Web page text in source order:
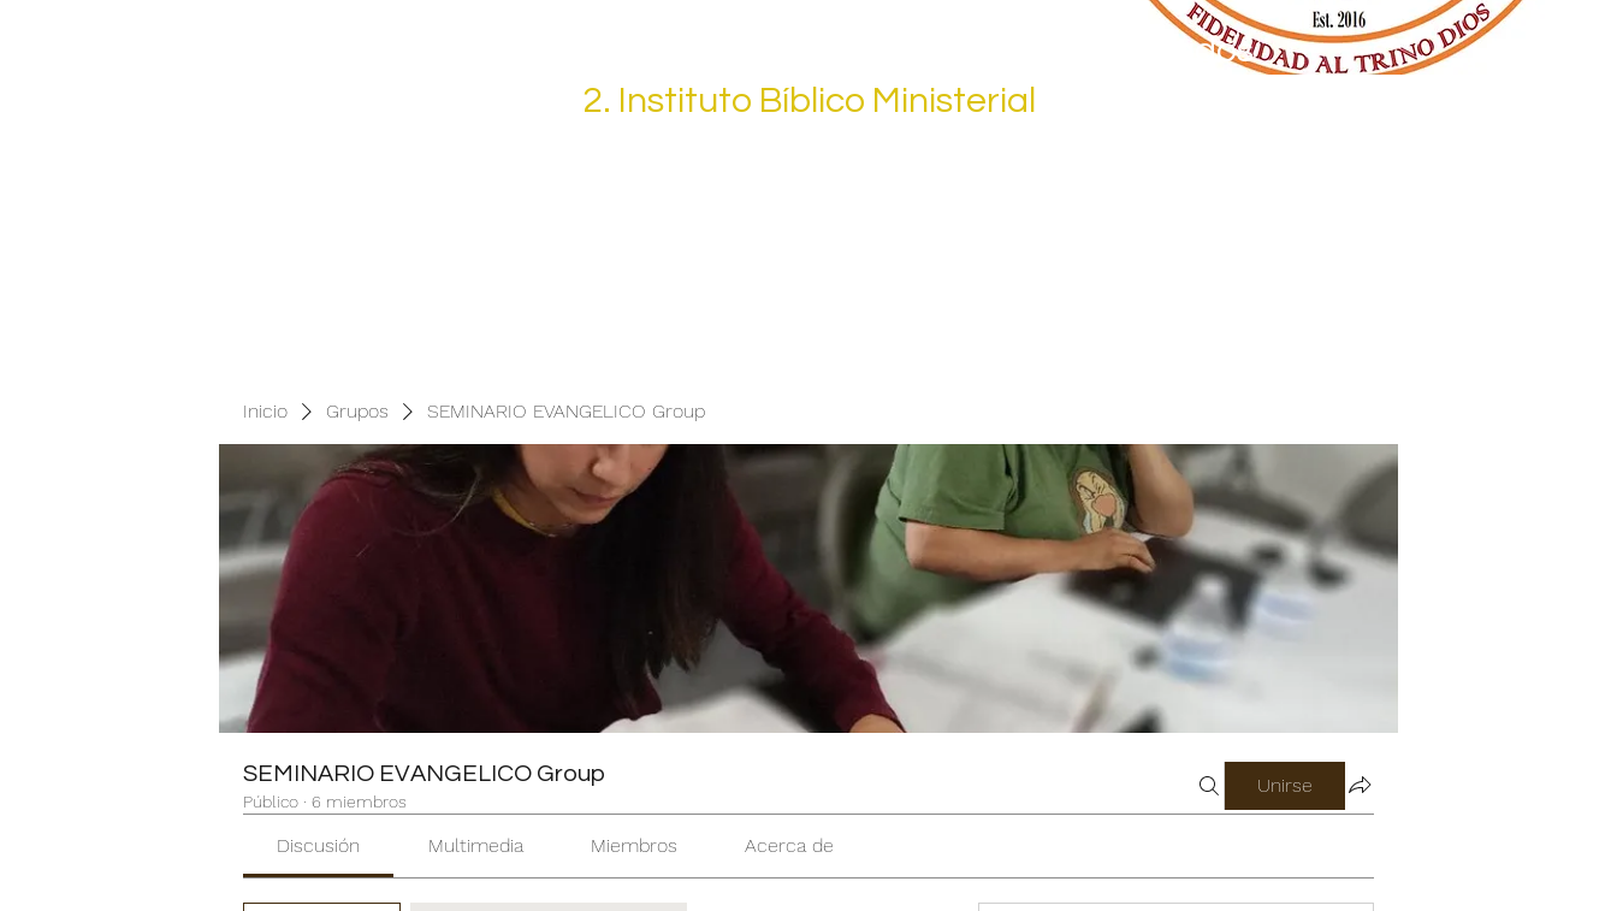
1. Instituto de Estudios Bíblicos y Teológicos Avanzados
2. Instituto Bíblico Ministerial
Inicio Grupos SEMINARIO EVANGELICO Group
SEMINARIO EVANGELICO Group
Público · 6 miembros
Unirse
Discusión Multimedia Miembros Acerca de